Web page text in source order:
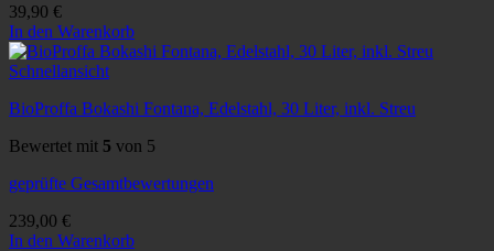
39,90 €
In den Warenkorb
Schnellansicht
BioProffa Bokashi Fontana, Edelstahl, 30 Liter, inkl. Streu
Bewertet mit 5 von 5
geprüfte Gesamtbewertungen
239,00 €
In den Warenkorb